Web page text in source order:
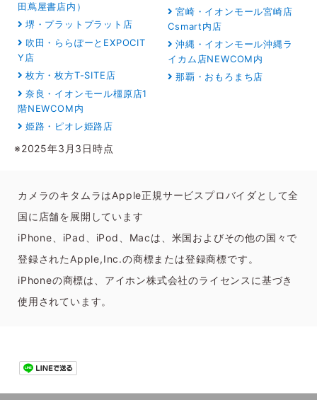
田蔦屋書店内）
堺・プラットプラット店
吹田・ららぽーとEXPOCIT
Y店
枚方・枚方T-SITE店
奈良・イオンモール橿原店1
階NEWCOM内
姫路・ピオレ姫路店
宮崎・イオンモール宮崎店
Csmart内店
沖縄・イオンモール沖縄ラ
イカム店NEWCOM内
那覇・おもろまち店
※2025年3月3日時点
カメラのキタムラはApple正規サービスプロバイダとして全
国に店舗を展開しています
iPhone、iPad、iPod、Macは、米国およびその他の国々で
登録されたApple,Inc.の商標または登録商標です。
iPhoneの商標は、アイホン株式会社のライセンスに基づき
使用されています。